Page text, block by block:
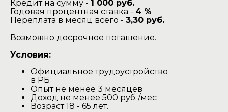
Кредит на сумму - 1 000 руб.
Годовая процентная ставка - 4 %
Переплата в месяц всего - 3,30 руб.
Возможно досрочное погашение.
Условия:
Официальное трудоустройство
в РБ
Опыт не менее 3 месяцев
Доход не менее 500 руб./мес
Возраст 18 - 65 лет.